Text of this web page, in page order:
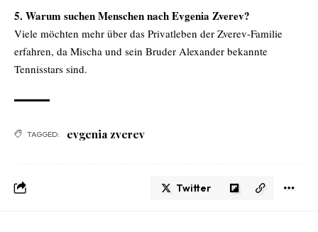
5. Warum suchen Menschen nach Evgenia Zverev?
Viele möchten mehr über das Privatleben der Zverev-Familie
erfahren, da Mischa und sein Bruder Alexander bekannte
Tennisstars sind.
TAGGED: evgenia zverev
Twitter